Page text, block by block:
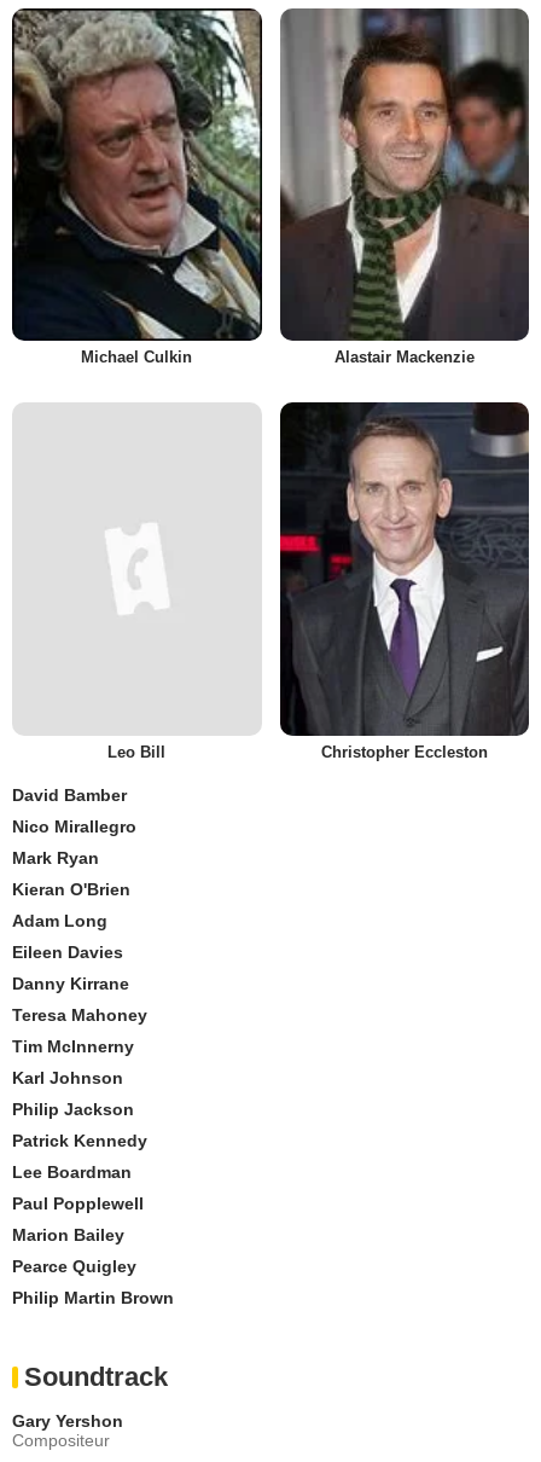
Michael Culkin Alastair Mackenzie
Leo Bill Christopher Eccleston
David Bamber
Nico Mirallegro
Mark Ryan
Kieran O'Brien
Adam Long
Eileen Davies
Danny Kirrane
Teresa Mahoney
Tim McInnerny
Karl Johnson
Philip Jackson
Patrick Kennedy
Lee Boardman
Paul Popplewell
Marion Bailey
Pearce Quigley
Philip Martin Brown
Soundtrack
Gary Yershon
Compositeur